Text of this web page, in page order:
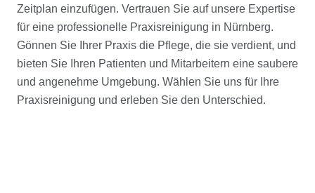
Zeitplan einzufügen. Vertrauen Sie auf unsere Expertise
für eine professionelle Praxisreinigung in Nürnberg.
Gönnen Sie Ihrer Praxis die Pflege, die sie verdient, und
bieten Sie Ihren Patienten und Mitarbeitern eine saubere
und angenehme Umgebung. Wählen Sie uns für Ihre
Praxisreinigung und erleben Sie den Unterschied.